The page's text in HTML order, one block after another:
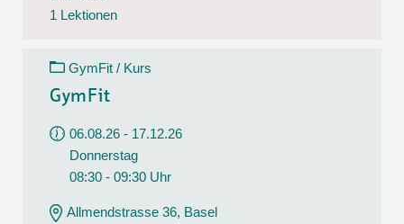
1 Lektionen
GymFit / Kurs
GymFit
06.08.26 - 17.12.26
Donnerstag
08:30 - 09:30 Uhr
Allmendstrasse 36, Basel